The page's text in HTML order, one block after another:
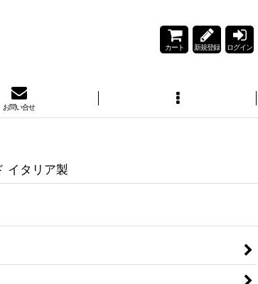
カート 新規登録 ログイン
お問い合せ
イタリア製